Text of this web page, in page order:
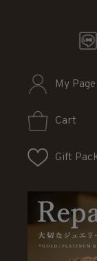
My Page
Cart
Gift